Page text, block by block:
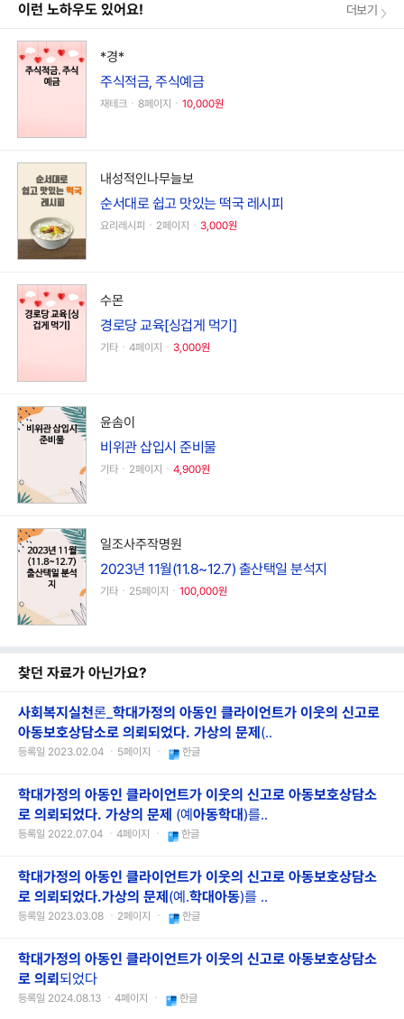
이런 노하우도 있어요! 더보기
*경*
주식적금, 주식예금
재테크ㆍ8페이지ㆍ 10,000원
내성적인나무늘보
순서대로 쉽고 맛있는 떡국 레시피
요리레시피ㆍ2페이지ㆍ 3,000원
수몬
경로당 교육[싱겁게 먹기]
기타ㆍ4페이지ㆍ 3,000원
윤솜이
비위관 삽입시 준비물
기타ㆍ2페이지ㆍ 4,900원
일조사주작명원
2023년 11월(11.8~12.7) 출산택일 분석지
기타ㆍ25페이지ㆍ 100,000원
찾던 자료가 아닌가요?
사회 복지 실천론_ 학대가정의 아동인 클라이언트가 이웃의 신고로
아동보호상담소로 의뢰되었다. 가상의 문제 (..
등록일 2023.02.04 ㆍ5페이지 ㆍ 한글
학대가정의 아동인 클라이언트가 이웃의 신고로 아동보호상담소
로 의뢰되었다. 가상의 문제 (예 아동학대)를..
등록일 2022.07.04 ㆍ4페이지 ㆍ 한글
학대가정의 아동인 클라이언트가 이웃의 신고로 아동보호상담소
로 의뢰되었다.가상의 문제 (예.학대아동)를 ..
등록일 2023.03.08 ㆍ2페이지 ㆍ 한글
학대가정의 아동인 클라이언트가 이웃의 신고로 아동보호상담소
로 의뢰 되었다
등록일 2024.08.13 ㆍ4페이지 ㆍ 한글